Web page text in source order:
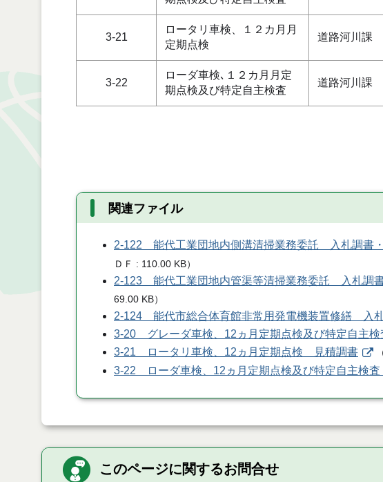
3-21
ロータリ車検、１２カ月月
定期点検
道路河川課
3-22
ローダ車検､１２カ月月定
期点検及び特定自主検査
道路河川課
関連ファイル
2-122 能代工業団地内側溝清掃業務委託 入札調書
ＤＦ
110.00 KB）
2-123 能代工業団地内管渠等清掃業務委託 入札調
69.00 KB）
2-124 能代市総合体育館非常用発電機装置修繕 入
3-20 グレーダ車検、12ヵ月定期点検及び特定自主
3-21 ロータリ車検、12ヵ月定期点検 見積調書
3-22 ローダ車検、12ヵ月定期点検及び特定自主検
このページに関するお問合せ